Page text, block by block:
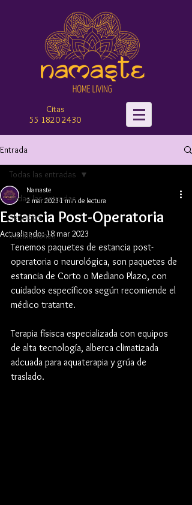
Citas
55 1820 2430‬
Entrada
Todas las entradas
Servicios
Instalaciones
Todas las entradas
Estancia Post-Operatoria
Namaste
2 mar 20231 min de lectura
Actualizado:18 mar 2023
Tenemos paquetes de estancia post-
operatoria o neurológica, son paquetes de
estancia de Corto o Mediano Plazo, con
cuidados específicos según recomiende el
médico tratante.
Terapia físisca especializada con equipos
de alta tecnología, alberca climatizada
adcuada para aquaterapia y grúa de
traslado.